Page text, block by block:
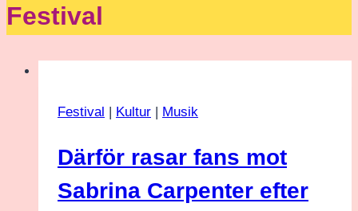
Festival
Festival | Kultur | Musik
Därför rasar fans mot
Sabrina Carpenter efter